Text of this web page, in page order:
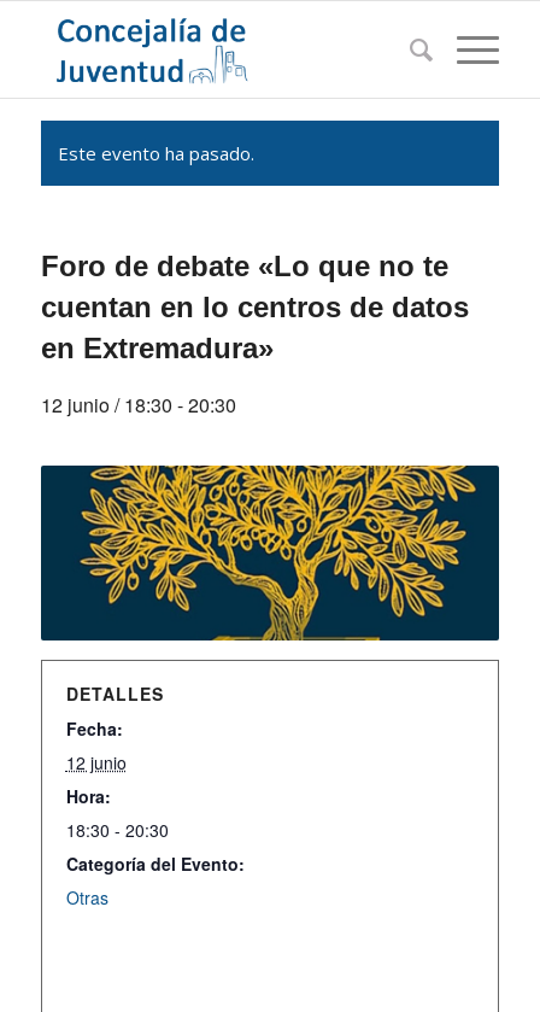
Este evento ha pasado.
Foro de debate «Lo que no te
cuentan en lo centros de datos
en Extremadura»
12 junio / 18:30 -20:30
DETALLES
Fecha:
12 junio
Hora:
18:30 - 20:30
Categoría del Evento:
Otras